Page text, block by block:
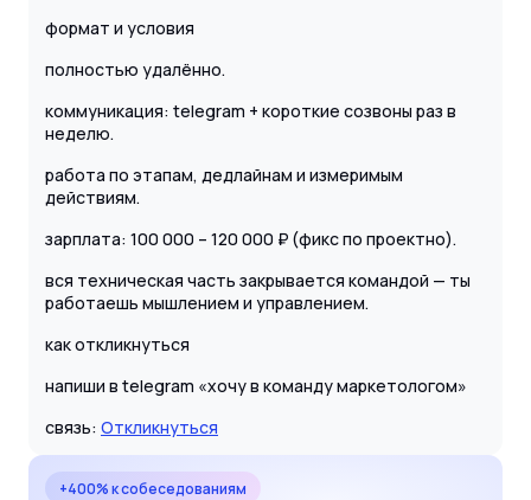
формат и условия
полностью удалённо.
коммуникация: telegram + короткие созвоны раз в
неделю.
работа по этапам, дедлайнам и измеримым
действиям.
зарплата: 100 000 – 120 000 ₽ (фикс по проектно).
вся техническая часть закрывается командой — ты
работаешь мышлением и управлением.
как откликнуться
напиши в telegram «хочу в команду маркетологом»
связь: Откликнуться
+400% к собеседованиям